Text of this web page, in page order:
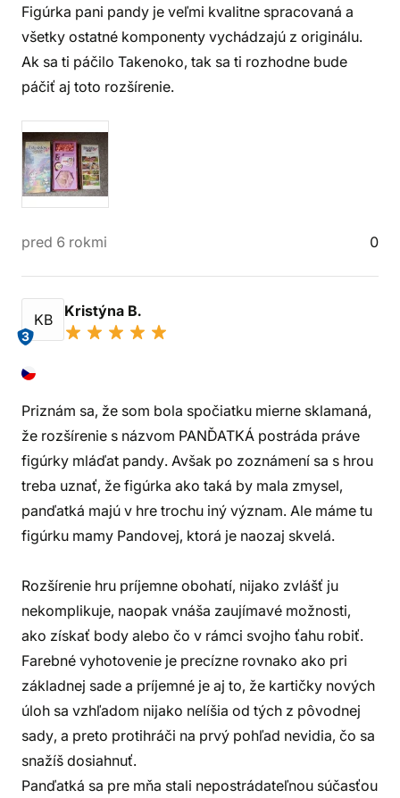
Figúrka pani pandy je veľmi kvalitne spracovaná a
všetky ostatné komponenty vychádzajú z originálu.
Ak sa ti páčilo Takenoko, tak sa ti rozhodne bude
páčiť aj toto rozšírenie.
pred 6 rokmi 0
KB
3
Kristýna B.
Priznám sa, že som bola spočiatku mierne sklamaná,
že rozšírenie s názvom PANĎATKÁ postráda práve
figúrky mláďat pandy. Avšak po zoznámení sa s hrou
treba uznať, že figúrka ako taká by mala zmysel,
panďatká majú v hre trochu iný význam. Ale máme tu
figúrku mamy Pandovej, ktorá je naozaj skvelá.
Rozšírenie hru príjemne obohatí, nijako zvlášť ju
nekomplikuje, naopak vnáša zaujímavé možnosti,
ako získať body alebo čo v rámci svojho ťahu robiť.
Farebné vyhotovenie je precízne rovnako ako pri
základnej sade a príjemné je aj to, že kartičky nových
úloh sa vzhľadom nijako nelíšia od tých z pôvodnej
sady, a preto protihráči na prvý pohľad nevidia, čo sa
snažíš dosiahnuť.
Panďatká sa pre mňa stali nepostrádateľnou súčasťou